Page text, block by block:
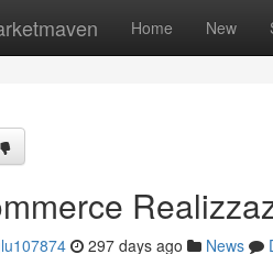
Home New
297 days ago News